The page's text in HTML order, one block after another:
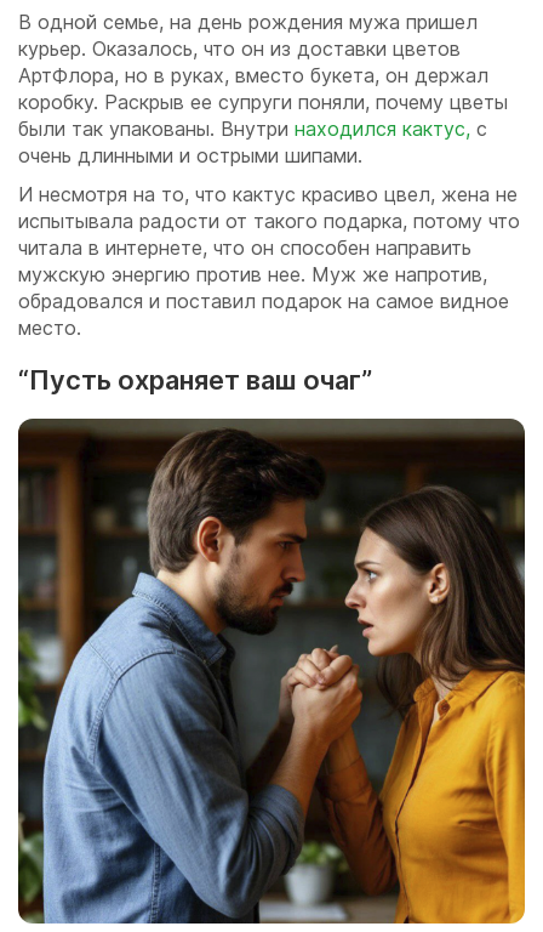
В одной семье, на день рождения мужа пришел
курьер. Оказалось, что он из доставки цветов
АртФлора, но в руках, вместо букета, он держал
коробку. Раскрыв ее супруги поняли, почему цветы
были так упакованы. Внутри находился кактус, с
очень длинными и острыми шипами.
И несмотря на то, что кактус красиво цвел, жена не
испытывала радости от такого подарка, потому что
читала в интернете, что он способен направить
мужскую энергию против нее. Муж же напротив,
обрадовался и поставил подарок на самое видное
место.
“Пусть охраняет ваш очаг”